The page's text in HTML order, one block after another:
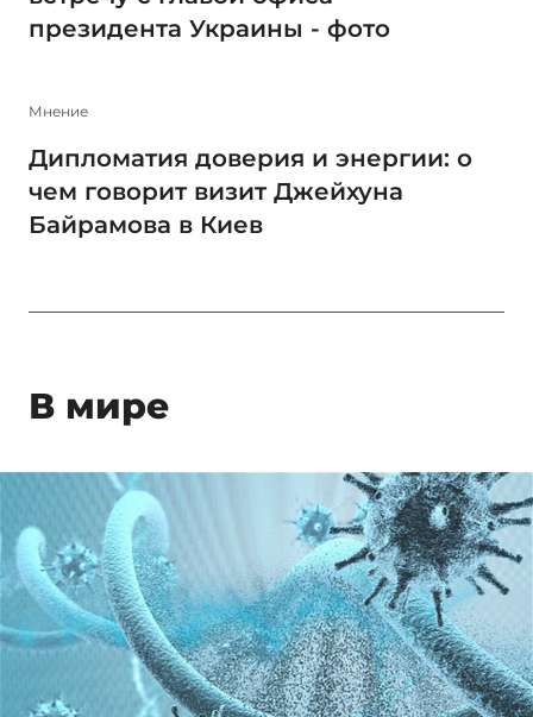
президента Украины - фото
Мнение
Дипломатия доверия и энергии: о
чем говорит визит Джейхуна
Байрамова в Киев
В мире